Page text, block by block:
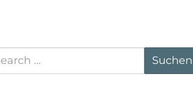
Suchen